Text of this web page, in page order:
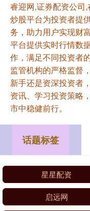
睿迎网,证券配资公司
炒股平台为投资者提
务，助力用户实现财
平台提供实时行情数
作，满足不同投资者
监管机构的严格监督
新手还是资深投资者
资讯、学习投资策略
市中稳健前行。
话题标签
星星配资
启远网